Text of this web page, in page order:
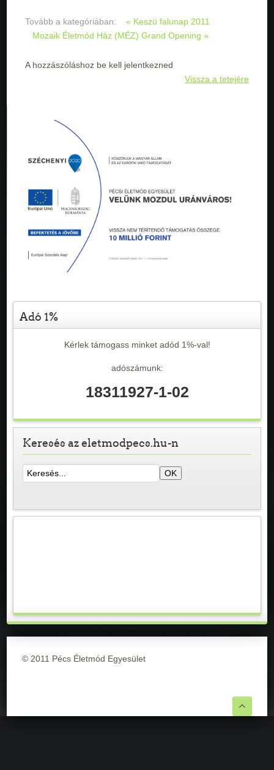
Tovább a kategóriában:
« Keszü falunap 2011
Mozaik Életmód Ház (MÉZ) Grand Opening »
A hozzászóláshoz be kell jelentkezned
Vissza a tetejére
Adó 1%
Kérlek támogass minket adód 1%-val!
adószámunk:
18311927-1-02
Keresés az eletmodpecs.hu-n
© 2011 Pécs Életmód Egyesület